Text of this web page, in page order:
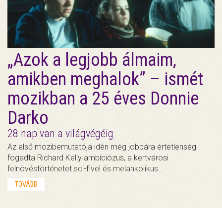
„Azok a legjobb álmaim,
amikben meghalok” – ismét
mozikban a 25 éves Donnie
Darko
28 nap van a világvégéig
Az első mozibemutatója idén még jobbára értetlenség
fogadta Richard Kelly ambíciózus, a kertvárosi
felnövéstörténetet sci-fivel és melankolikus…
TOVÁBB